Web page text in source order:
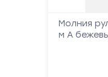
Молния
м А